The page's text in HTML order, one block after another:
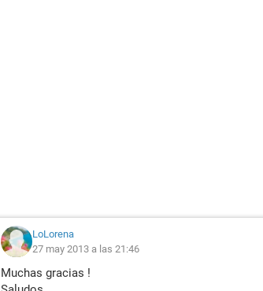
LoLorena
27 may 2013 a las 21:46
Muchas gracias !